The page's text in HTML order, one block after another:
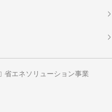
省エネソリューション事業